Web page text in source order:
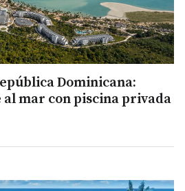
Dominicana:
mar con piscina privada